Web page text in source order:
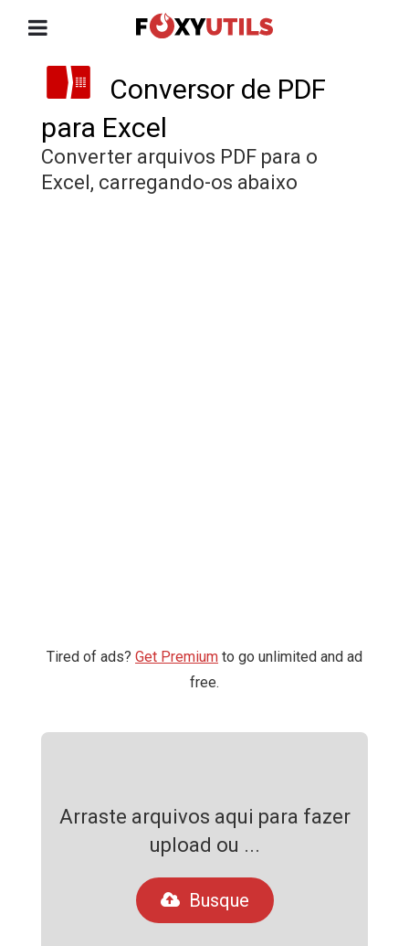
Conversor de PDF
para Excel
Converter arquivos PDF para o
Excel, carregando-os abaixo
Tired of ads? Get Premium to go unlimited and ad
free.
Arraste arquivos aqui para fazer
upload ou ...
Busque